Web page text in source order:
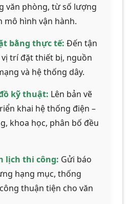
văn phòng, từ số lượng
mô hình vận hành.
bằng thực tế: Đến tận
trí đặt thiết bị, nguồn
và hệ thống dây.
kỹ thuật: Lên bản vẽ
khai hệ thống điện –
khoa học, phân bố đều
lịch thi công: Gửi báo
hạng mục, thống
thuận tiện cho văn